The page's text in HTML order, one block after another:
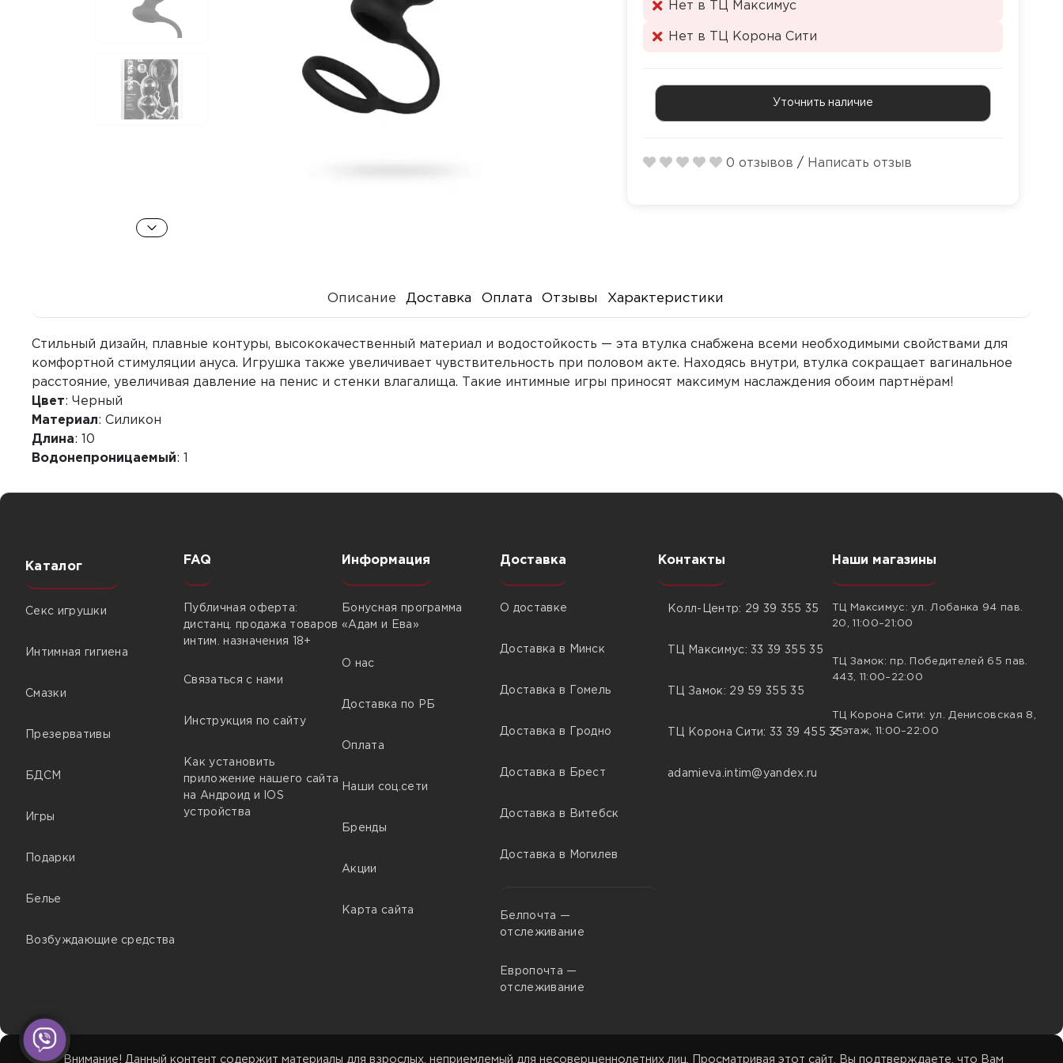
Нет в ТЦ Максимус
Нет в ТЦ Корона Сити
Уточнить наличие
0 отзывов / Написать отзыв
Описание Доставка Оплата Отзывы Характеристики
Стильный дизайн, плавные контуры, высококачественный материал и водостойкость — эта втулка снабжена всеми необходимыми свойствами для
комфортной стимуляции ануса. Игрушка также увеличивает чувствительность при половом акте. Находясь внутри, втулка сокращает вагинальное
расстояние, увеличивая давление на пенис и стенки влагалища. Такие интимные игры приносят максимум наслаждения обоим партнёрам!
Цвет: Черный
Материал: Силикон
Длина: 10
Водонепроницаемый: 1
Каталог
Секс игрушки
Интимная гигиена
Смазки
Презервативы
БДСМ
Игры
Подарки
Белье
Возбуждающие средства
FAQ
Публичная оферта:
дистанц. продажа товаров
интим. назначения 18+
Связаться с нами
Инструкция по сайту
Как установить
приложение нашего сайта
на Андроид и IOS
устройства
Информация
Бонусная программа
«Адам и Ева»
О нас
Доставка по РБ
Оплата
Наши соц.сети
Бренды
Акции
Карта сайта
Доставка
О доставке
Доставка в Минск
Доставка в Гомель
Доставка в Гродно
Доставка в Брест
Доставка в Витебск
Доставка в Могилев
Белпочта —
отслеживание
Европочта —
отслеживание
Контакты
Колл-Центр: 29 39 355 35
ТЦ Максимус: 33 39 355 35
ТЦ Замок: 29 59 355 35
ТЦ Корона Сити: 33 39 455 35
adamieva.intim@yandex.ru
Наши магазины
ТЦ Максимус: ул. Лобанка 94 пав.
20, 11:00–21:00
ТЦ Замок: пр. Победителей 65 пав.
443, 11:00–22:00
ТЦ Корона Сити: ул. Денисовская 8,
2 этаж, 11:00–22:00
Внимание! Данный контент содержит материалы для взрослых, неприемлемый для несовершеннолетних лиц. Просматривая этот сайт, Вы подтверждаете, что Вам